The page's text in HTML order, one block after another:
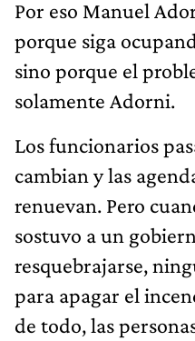
Por eso Manuel
porque siga
sino porque el
solamente Adorni.
Los funcionarios
cambian y las
renuevan. Pero
sostuvo a un
resquebrajarse,
para apagar el
de todo, las